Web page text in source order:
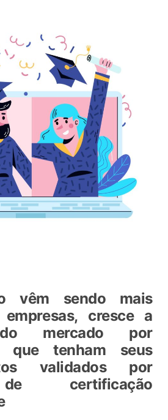
vêm sendo mais
cresce a
mercado por
que tenham seus
validados por
certificação